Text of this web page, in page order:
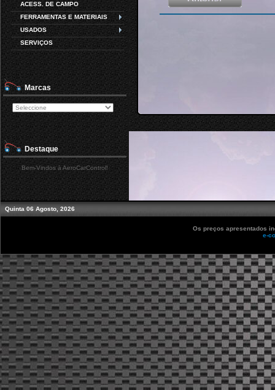
ACESS. DE CAMPO
FERRAMENTAS E MATERIAIS
USADOS
SERVIÇOS
Marcas
Destaque
Bem-Vindos à AeroCarControl!
Quinta 06 Agosto, 2026
Os preços apresentados
e-